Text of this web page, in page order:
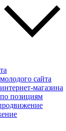
сайта
магазина
позициям